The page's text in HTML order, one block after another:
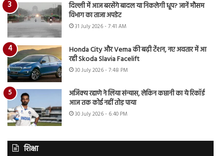
दिल्ली में आज बरसेंगे बादल या निकलेगी धूप? जानें मौसम
विभाग का ताजा अपडेट
31 July 2026 - 7:41 AM
Honda City और Verna की बढ़ी टेंशन, नए अवतार में आ
रही Skoda Slavia Facelift
30 July 2026 - 7:48 PM
अजिंक्य रहाणे ने लिया संन्यास, लेकिन कप्तानी का ये रिकॉर्ड
आज तक कोई नहीं तोड़ पाया
30 July 2026 - 6:40 PM
शिक्षा